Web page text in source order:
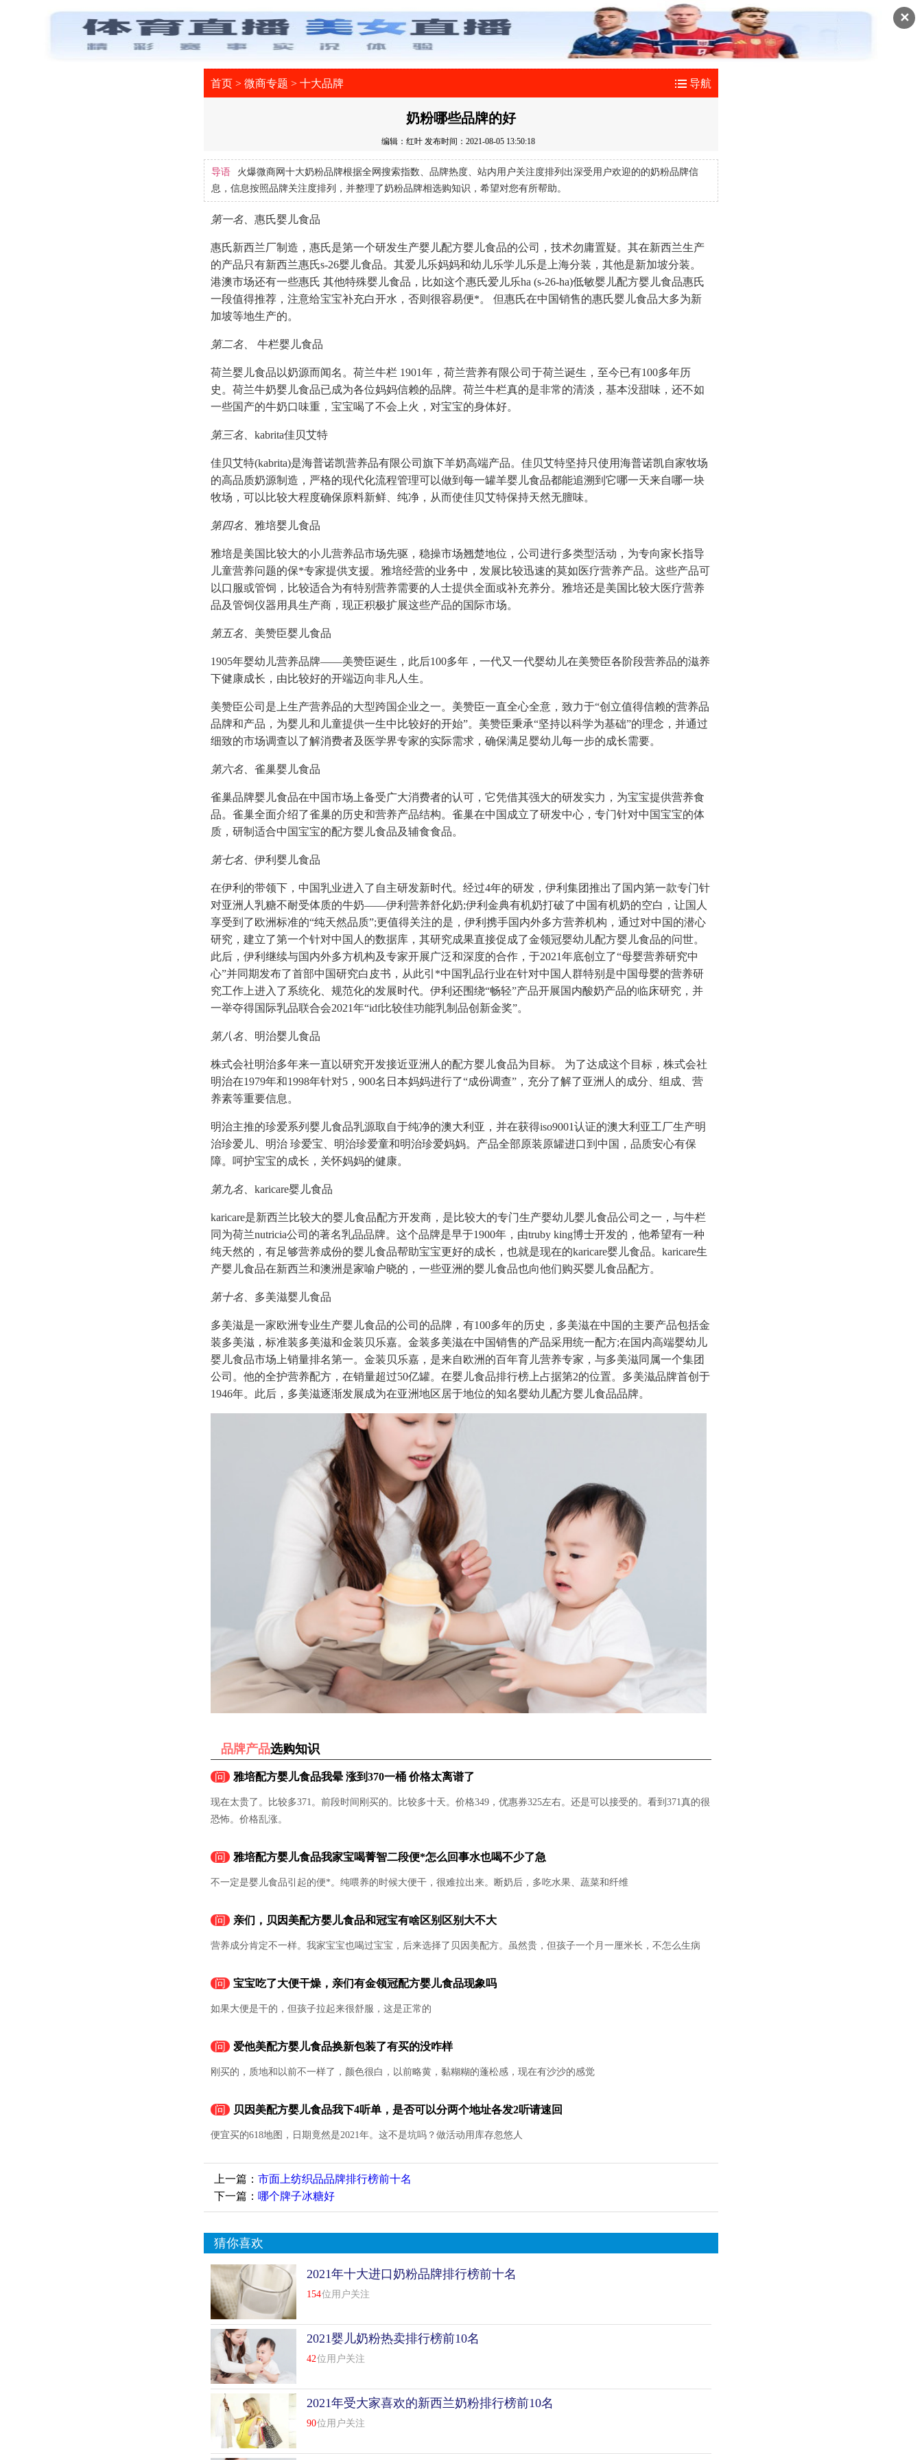
✕
首页 > 微商专题 > 十大品牌 导航
奶粉哪些品牌的好
编辑：红叶 发布时间：2021-08-05 13:50:18
导语
火爆微商网十大奶粉品牌根据全网搜索指数、品牌热度、站内用户关注度排列出深受用户欢迎的的奶粉品牌信
息，信息按照品牌关注度排列，并整理了奶粉品牌相选购知识，希望对您有所帮助。
第一名、 惠氏婴儿食品
惠氏新西兰厂制造，惠氏是第一个研发生产婴儿配方婴儿食品的公司，技术勿庸置疑。其在新西兰生产
的产品只有新西兰惠氏s-26婴儿食品。其爱儿乐妈妈和幼儿乐学儿乐是上海分装，其他是新加坡分装。
港澳市场还有一些惠氏 其他特殊婴儿食品，比如这个惠氏爱儿乐ha (s-26-ha)低敏婴儿配方婴儿食品惠氏
一段值得推荐，注意给宝宝补充白开水，否则很容易便*。 但惠氏在中国销售的惠氏婴儿食品大多为新
加坡等地生产的。
第二名、 牛栏婴儿食品
荷兰婴儿食品以奶源而闻名。荷兰牛栏 1901年，荷兰营养有限公司于荷兰诞生，至今已有100多年历
史。荷兰牛奶婴儿食品已成为各位妈妈信赖的品牌。荷兰牛栏真的是非常的清淡，基本没甜味，还不如
一些国产的牛奶口味重，宝宝喝了不会上火，对宝宝的身体好。
第三名、 kabrita佳贝艾特
佳贝艾特(kabrita)是海普诺凯营养品有限公司旗下羊奶高端产品。佳贝艾特坚持只使用海普诺凯自家牧场
的高品质奶源制造，严格的现代化流程管理可以做到每一罐羊婴儿食品都能追溯到它哪一天来自哪一块
牧场，可以比较大程度确保原料新鲜、纯净，从而使佳贝艾特保持天然无膻味。
第四名、 雅培婴儿食品
雅培是美国比较大的小儿营养品市场先驱，稳操市场翘楚地位，公司进行多类型活动，为专向家长指导
儿童营养问题的保*专家提供支援。雅培经营的业务中，发展比较迅速的莫如医疗营养产品。这些产品可
以口服或管饲，比较适合为有特别营养需要的人士提供全面或补充养分。雅培还是美国比较大医疗营养
品及管饲仪器用具生产商，现正积极扩展这些产品的国际市场。
第五名、 美赞臣婴儿食品
1905年婴幼儿营养品牌——美赞臣诞生，此后100多年，一代又一代婴幼儿在美赞臣各阶段营养品的滋养
下健康成长，由比较好的开端迈向非凡人生。
美赞臣公司是上生产营养品的大型跨国企业之一。美赞臣一直全心全意，致力于“创立值得信赖的营养品
品牌和产品，为婴儿和儿童提供一生中比较好的开始”。美赞臣秉承“坚持以科学为基础”的理念，并通过
细致的市场调查以了解消费者及医学界专家的实际需求，确保满足婴幼儿每一步的成长需要。
第六名、 雀巢婴儿食品
雀巢品牌婴儿食品在中国市场上备受广大消费者的认可，它凭借其强大的研发实力，为宝宝提供营养食
品。雀巢全面介绍了雀巢的历史和营养产品结构。雀巢在中国成立了研发中心，专门针对中国宝宝的体
质，研制适合中国宝宝的配方婴儿食品及辅食食品。
第七名、 伊利婴儿食品
在伊利的带领下，中国乳业进入了自主研发新时代。经过4年的研发，伊利集团推出了国内第一款专门针
对亚洲人乳糖不耐受体质的牛奶——伊利营养舒化奶;伊利金典有机奶打破了中国有机奶的空白，让国人
享受到了欧洲标准的“纯天然品质”;更值得关注的是，伊利携手国内外多方营养机构，通过对中国的潜心
研究，建立了第一个针对中国人的数据库，其研究成果直接促成了金领冠婴幼儿配方婴儿食品的问世。
此后，伊利继续与国内外多方机构及专家开展广泛和深度的合作，于2021年底创立了“母婴营养研究中
心”并同期发布了首部中国研究白皮书，从此引*中国乳品行业在针对中国人群特别是中国母婴的营养研
究工作上进入了系统化、规范化的发展时代。伊利还围绕“畅轻”产品开展国内酸奶产品的临床研究，并
一举夺得国际乳品联合会2021年“idf比较佳功能乳制品创新金奖”。
第八名、 明治婴儿食品
株式会社明治多年来一直以研究开发接近亚洲人的配方婴儿食品为目标。 为了达成这个目标，株式会社
明治在1979年和1998年针对5，900名日本妈妈进行了“成份调查”，充分了解了亚洲人的成分、组成、营
养素等重要信息。
明治主推的珍爱系列婴儿食品乳源取自于纯净的澳大利亚，并在获得iso9001认证的澳大利亚工厂生产明
治珍爱儿、明治 珍爱宝、明治珍爱童和明治珍爱妈妈。产品全部原装原罐进口到中国，品质安心有保
障。呵护宝宝的成长，关怀妈妈的健康。
第九名、 karicare婴儿食品
karicare是新西兰比较大的婴儿食品配方开发商，是比较大的专门生产婴幼儿婴儿食品公司之一，与牛栏
同为荷兰nutricia公司的著名乳品品牌。这个品牌是早于1900年，由truby king博士开发的，他希望有一种
纯天然的，有足够营养成份的婴儿食品帮助宝宝更好的成长，也就是现在的karicare婴儿食品。karicare生
产婴儿食品在新西兰和澳洲是家喻户晓的，一些亚洲的婴儿食品也向他们购买婴儿食品配方。
第十名、 多美滋婴儿食品
多美滋是一家欧洲专业生产婴儿食品的公司的品牌，有100多年的历史，多美滋在中国的主要产品包括金
装多美滋，标准装多美滋和金装贝乐嘉。金装多美滋在中国销售的产品采用统一配方;在国内高端婴幼儿
婴儿食品市场上销量排名第一。金装贝乐嘉，是来自欧洲的百年育儿营养专家，与多美滋同属一个集团
公司。他的全护营养配方，在销量超过50亿罐。在婴儿食品排行榜上占据第2的位置。多美滋品牌首创于
1946年。此后，多美滋逐渐发展成为在亚洲地区居于地位的知名婴幼儿配方婴儿食品品牌。
品牌产品选购知识
问 雅培配方婴儿食品我晕 涨到370一桶 价格太离谱了
现在太贵了。比较多371。前段时间刚买的。比较多十天。价格349，优惠券325左右。还是可以接受的。看到371真的很
恐怖。价格乱涨。
问 雅培配方婴儿食品我家宝喝菁智二段便*怎么回事水也喝不少了急
不一定是婴儿食品引起的便*。纯喂养的时候大便干，很难拉出来。断奶后，多吃水果、蔬菜和纤维
问 亲们，贝因美配方婴儿食品和冠宝有啥区别区别大不大
营养成分肯定不一样。我家宝宝也喝过宝宝，后来选择了贝因美配方。虽然贵，但孩子一个月一厘米长，不怎么生病
问 宝宝吃了大便干燥，亲们有金领冠配方婴儿食品现象吗
如果大便是干的，但孩子拉起来很舒服，这是正常的
问 爱他美配方婴儿食品换新包装了有买的没咋样
刚买的，质地和以前不一样了，颜色很白，以前略黄，黏糊糊的蓬松感，现在有沙沙的感觉
问 贝因美配方婴儿食品我下4听单，是否可以分两个地址各发2听请速回
便宜买的618地图，日期竟然是2021年。这不是坑吗？做活动用库存忽悠人
上一篇： 市面上纺织品品牌排行榜前十名
下一篇： 哪个牌子冰糖好
猜你喜欢
2021年十大进口奶粉品牌排行榜前十名
154位用户关注
2021婴儿奶粉热卖排行榜前10名
42位用户关注
2021年受大家喜欢的新西兰奶粉排行榜前10名
90位用户关注